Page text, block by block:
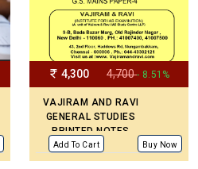
4,300 4,700- 8.51%
VAJIRAM AND RAVI
GENERAL STUDIES
PRINTED NOTES
(UPDATED)
Add To Cart Buy Now